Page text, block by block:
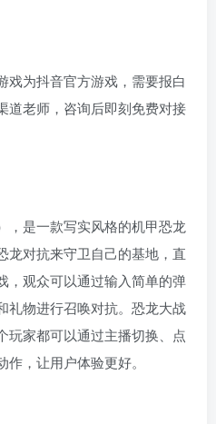
戏为抖音官方游戏，需要报白
道老师，咨询后即刻免费对接
，是一款写实风格的机甲恐龙
龙对抗来守卫自己的基地，直
，观众可以通过输入简单的弹
礼物进行召唤对抗。恐龙大战
玩家都可以通过主播切换、点
，让用户体验更好。